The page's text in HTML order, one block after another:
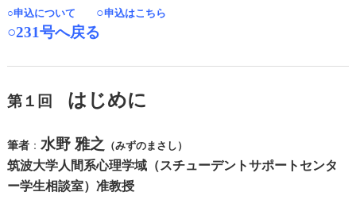
○申込について ○申込はこちら
○231号へ戻る
第１回 はじめに
筆者： 水野 雅之 （みずのまさし）
筑波大学人間系心理学域（スチューデントサポートセンタ
ー学生相談室）准教授